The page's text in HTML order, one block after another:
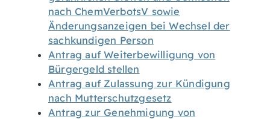
nach ChemVerbotsV sowie
Änderungsanzeigen bei Wechsel der
sachkundigen Person
Antrag auf Weiterbewilligung von
Bürgergeld stellen
Antrag auf Zulassung zur Kündigung
nach Mutterschutzgesetz
Antrag zur Genehmigung von